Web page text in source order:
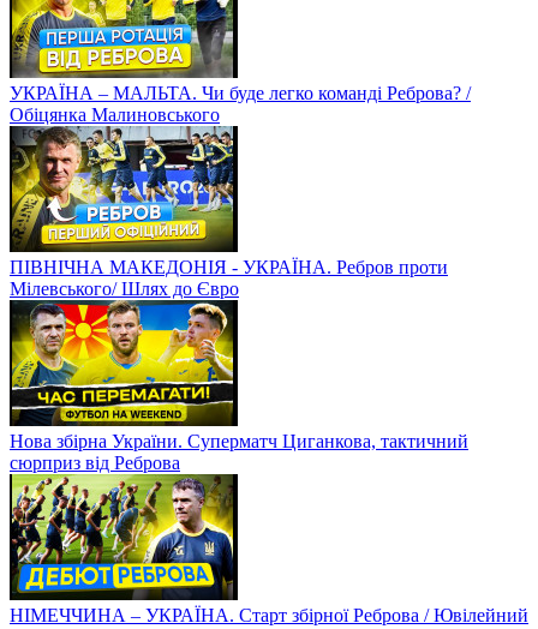
УКРАЇНА – МАЛЬТА. Чи буде легко команді Реброва? /
Обіцянка Малиновського
ПІВНІЧНА МАКЕДОНІЯ - УКРАЇНА. Ребров проти
Мілевського/ Шлях до Євро
Нова збірна України. Суперматч Циганкова, тактичний
сюрприз від Реброва
НІМЕЧЧИНА – УКРАЇНА. Старт збірної Реброва / Ювілейний